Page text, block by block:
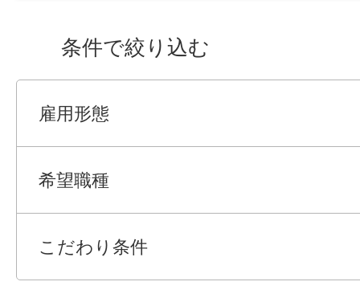
条件で絞り込む
雇用形態
希望職種
こだわり条件